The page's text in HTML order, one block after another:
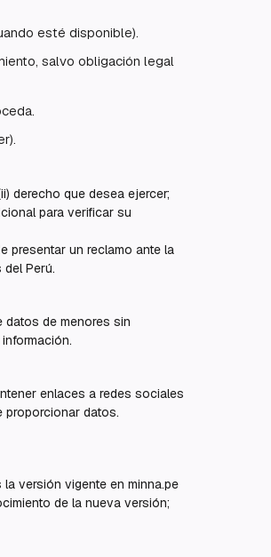
esté disponible).
salvo obligación legal
derecho que desea ejercer;
para verificar su
presentar un reclamo ante la
Perú.
de menores sin
enlaces a redes sociales
proporcionar datos.
versión vigente en minna.pe
de la nueva versión;